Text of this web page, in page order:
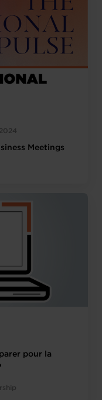
Meetings
pour la